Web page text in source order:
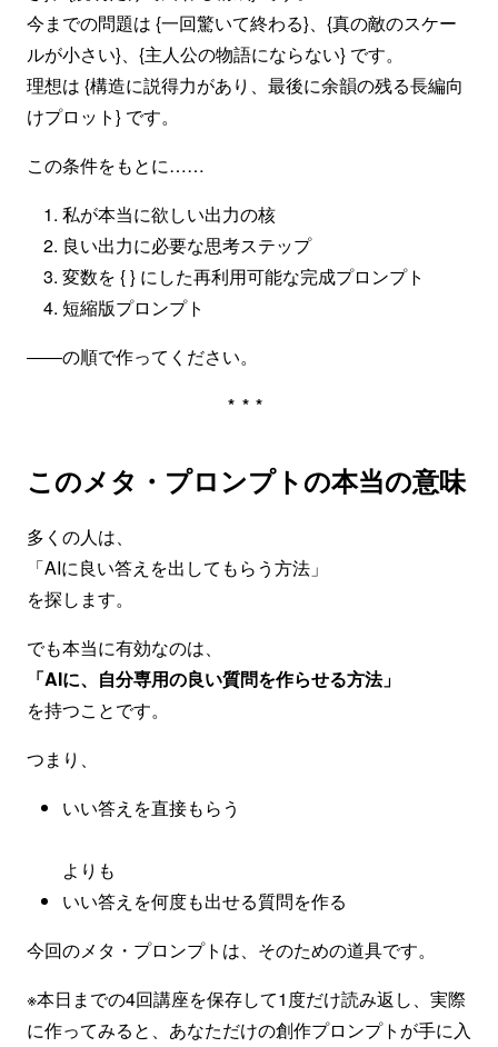
今までの問題は {一回驚いて終わる}、{真の敵のスケー
ルが小さい}、{主人公の物語にならない} です。
理想は {構造に説得力があり、最後に余韻の残る長編向
けプロット} です。
この条件をもとに……
私が本当に欲しい出力の核
良い出力に必要な思考ステップ
変数を { } にした再利用可能な完成プロンプト
短縮版プロンプト
――の順で作ってください。
***
このメタ・プロンプトの本当の意味
多くの人は、
「AIに良い答えを出してもらう方法」
を探します。
でも本当に有効なのは、
「AIに、自分専用の良い質問を作らせる方法」
を持つことです。
つまり、
いい答えを直接もらう
よりも
いい答えを何度も出せる質問を作る
今回のメタ・プロンプトは、そのための道具です。
※本日までの4回講座を保存して1度だけ読み返し、実際
に作ってみると、あなただけの創作プロンプトが手に入